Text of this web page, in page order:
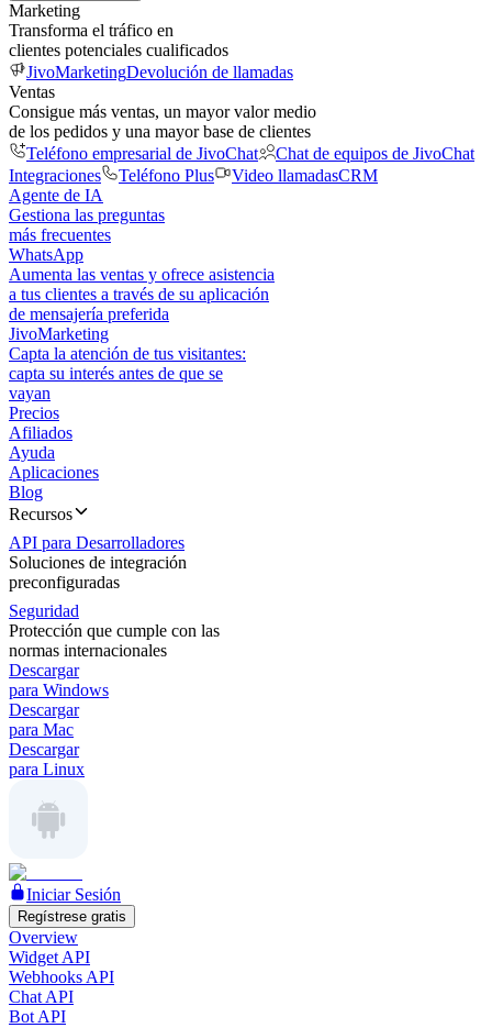
Marketing
Transforma el tráfico en
clientes potenciales cualificados
JivoMarketingDevolución de llamadas
Ventas
Consigue más ventas, un mayor valor medio
de los pedidos y una mayor base de clientes
Teléfono empresarial de JivoChat
Chat de equipos de JivoChat
Integraciones
Teléfono Plus Video llamadasCRM
Agente de IA
Gestiona las preguntas
más frecuentes
WhatsApp
Aumenta las ventas y ofrece asistencia
a tus clientes a través de su aplicación
de mensajería preferida
JivoMarketing
Capta la atención de tus visitantes:
capta su interés antes de que se
vayan
Precios
Afiliados
Ayuda
Aplicaciones
Blog
Recursos
API para Desarrolladores
Soluciones de integración
preconfiguradas
Seguridad
Protección que cumple con las
normas internacionales
Descargar
para Windows
Descargar
para Mac
Descargar
para Linux
Iniciar Sesión
Regístrese gratis
Overview
Widget API
Webhooks API
Chat API
Bot API